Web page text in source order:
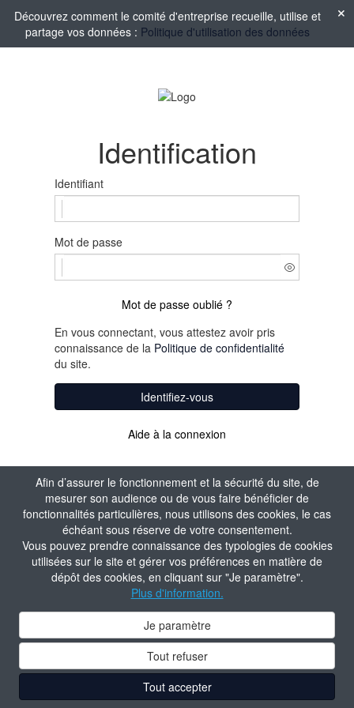
Afin d’assurer le fonctionnement et la sécurité du site, de
mesurer son audience ou de vous faire bénéficier de
fonctionnalités particulières, nous utilisons des cookies, le cas
échéant sous réserve de votre consentement.
Vous pouvez prendre connaissance des typologies de cookies
utilisées sur le site et gérer vos préférences en matière de
dépôt des cookies, en cliquant sur "Je paramètre".
Plus d'information.
Je paramètre
Tout refuser
Tout accepter
Découvrez comment le comité d'entreprise recueille, utilise et
partage vos données : Politique d'utilisation des données
Identification
Identifiant
Mot de passe
Mot de passe oublié ?
En vous connectant, vous attestez avoir pris
connaissance de la Politique de confidentialité
du site.
Identifiez-vous
Aide à la connexion